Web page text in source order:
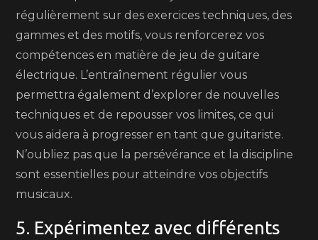
régulièrement sur des exercices techniques, des
gammes et des motifs, vous renforcerez vos
compétences en matière de jeu de guitare
électrique. L’entraînement régulier vous
permettra également d’explorer de nouvelles
techniques et de repousser vos limites, ce qui
vous aidera à progresser en tant que guitariste.
N’oubliez pas que la persévérance et la discipline
sont essentielles pour atteindre vos objectifs
musicaux.
5. Expérimentez avec différents